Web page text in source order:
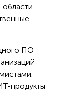
области
ПО
продукты